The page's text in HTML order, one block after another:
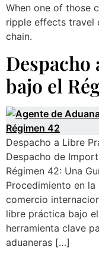
When one of those
ripple effects travel
chain.
bajo el
Despacho a Libre
Despacho de
Régimen 42: Una
Procedimiento en la
comercio
libre práctica bajo
herramienta clave
aduaneras […]